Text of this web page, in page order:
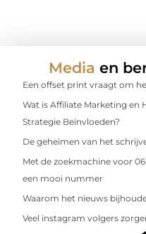
Media en
Een offset print vraagt om
Wat is Affiliate Marketing en
Strategie Beïnvloeden?
De geheimen van het
Met de zoekmachine voor
een mooi nummer
Waarom het nieuws
Veel instagram volgers